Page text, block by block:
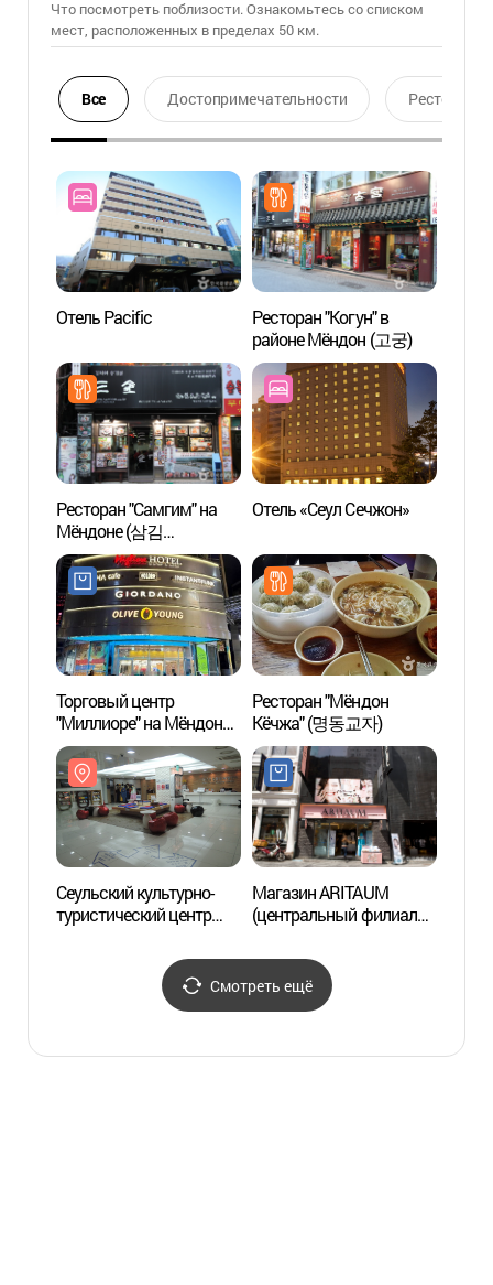
Что посмотреть поблизости. Ознакомьтесь со списком
мест, расположенных в пределах 50 км.
Все Достопримечательности Ресторан
Отель Pacific
Ресторан "Когун" в
районе Мёндон (고궁)
Ресторан "Самгим" на
Мёндоне (삼김
(명동본점))
Отель «Сеул Сечжон»
Торговый центр
"Миллиоре" на Мёндоне
(밀리오레 명동점)
Ресторан "Мёндон
Кёчжа" (명동교자)
Сеульский культурно-
туристический центр
Магазин ARITAUM
(центральный филиал
(명동중앙직영점))
Смотреть ещё